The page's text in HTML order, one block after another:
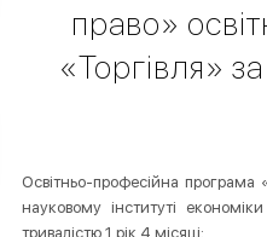
право»
«Торгівля»
Освітньо-професійна програма
науковому інституті
тривалістю 1 рік 4 місяці: